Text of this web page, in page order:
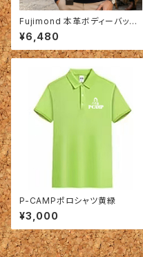
Fujimond 本革ボディーバッグ
レイリー ボディバッグ ショルダ
ーバッグ メンズバッグ 牛革 父の
日プレゼント ワンショルダーバッ
¥6,480
P-CAMPポロシャツ黄緑
¥3,000